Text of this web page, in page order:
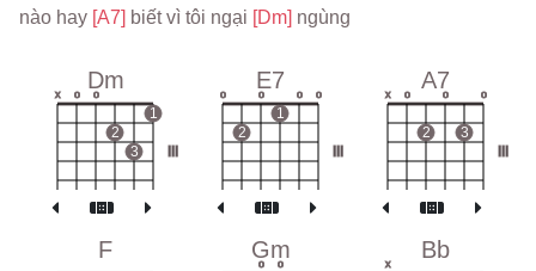
nào hay [A7] biết vì tôi ngại [Dm] ngùng
Dm
x o o
2
3
1
E7
o
2
o
1
o o
A7
x o
2
o
3
o
F Gm
o o
Bb
x